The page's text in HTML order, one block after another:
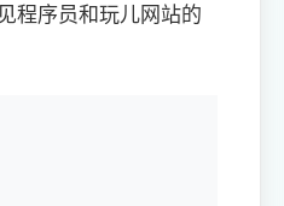
程序员和玩儿网站的